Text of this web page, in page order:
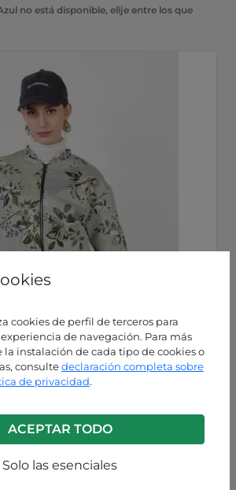
cookies de perfil de terceros para
de navegación. Para más
la instalación de cada tipo de cookies o
consultedeclaración completa sobre
de privacidad.
ACEPTAR TODO
Solo las esenciales
no está disponible, elije entre los que